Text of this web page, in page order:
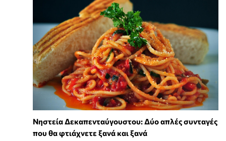
Νηστεία Δεκαπενταύγουστου: Δύο απλές συνταγές
που θα φτιάχνετε ξανά και ξανά